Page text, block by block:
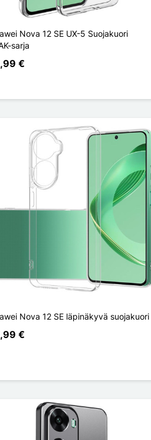
Nova 12 SE UX-5 Suojakuori
sarja
€
Nova 12 SE läpinäkyvä suojakuori
€